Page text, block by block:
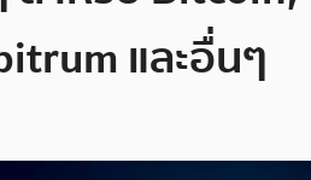
และอื่นๆ